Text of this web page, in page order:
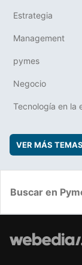
Estrategia
Management
pymes
Negocio
Tecnología en la
VER MÁS TEMAS